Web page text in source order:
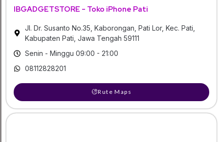
IBGADGETSTORE - Toko iPhone Pati
Jl. Dr. Susanto No.35, Kaborongan, Pati Lor, Kec. Pati,
Kabupaten Pati, Jawa Tengah 59111
Senin - Minggu 09:00 - 21:00
08112828201
Rute Maps